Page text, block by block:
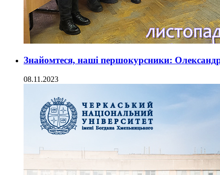
Знайомтеся, наші першокурсники:
08.11.2023